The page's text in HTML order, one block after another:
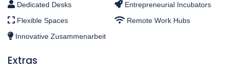
Dedicated Desks
Entrepreneurial Incubators
Flexible Spaces
Remote Work Hubs
Innovative Zusammenarbeit
Extras